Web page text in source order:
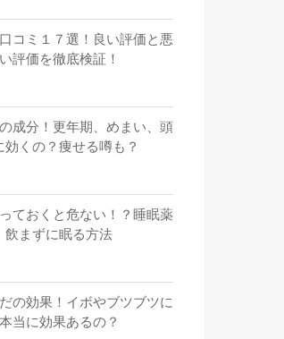
コミ１７選！良い評価と悪
い評価を徹底検証！
成分！更年期、めまい、頭
効くの？痩せる噂も？
ておくと危ない！？睡眠薬
飲まずに眠る方法
の効果！イボやブツブツに
本当に効果あるの？